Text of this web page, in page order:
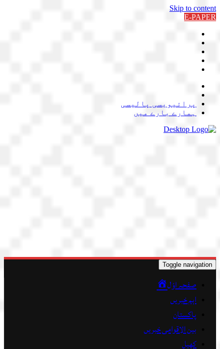
Skip to content
E-PAPER
پرائیویسی پالیسی
ہمارے بارے میں
Toggle navigation
صفحہ اوّل
اہم خبریں
پاکستان
بین الاقوامی خبریں
کھیل